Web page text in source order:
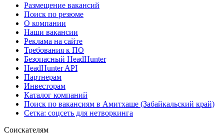
Размещение вакансий
Поиск по резюме
О компании
Наши вакансии
Реклама на сайте
Требования к ПО
Безопасный HeadHunter
HeadHunter API
Партнерам
Инвесторам
Каталог компаний
Поиск по вакансиям в Амитхаше (Забайкальский край)
Сетка: соцсеть для нетворкинга
Соискателям